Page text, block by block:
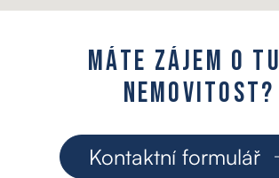
Máte zájem o tu
nemovitost?
Kontaktní formulář